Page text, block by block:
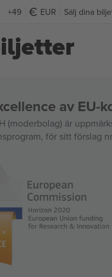
+49 EUR Sälj dina
av EU-
(moderbolag) är
för sitt förslag